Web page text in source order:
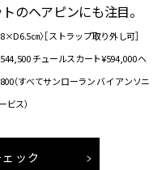
のヘアピンにも注目。
㎝〉［ストラップ取り外し可］
チュールスカート¥594,000 ヘ
（すべてサンローラン バイ アンソニ
ス）
ック